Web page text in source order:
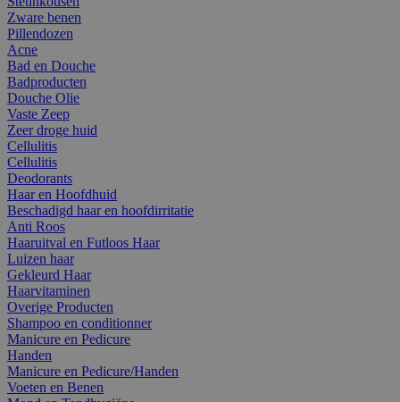
Zware benen
Pillendozen
Acne
Bad en Douche
Badproducten
Douche Olie
Vaste Zeep
Zeer droge huid
Cellulitis
Cellulitis
Deodorants
Haar en Hoofdhuid
Beschadigd haar en hoofdirritatie
Anti Roos
Haaruitval en Futloos Haar
Luizen haar
Gekleurd Haar
Haarvitaminen
Overige Producten
Shampoo en conditionner
Manicure en Pedicure
Handen
Manicure en Pedicure/Handen
Voeten en Benen